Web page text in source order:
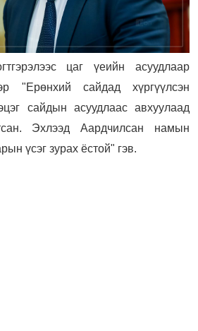
цаг үеийн асуудлаар
"Ерөнхий сайдад хүргүүлсэн
сайдын асуудлаас авхуулаад
Эхлээд Аардчилсан намын
үсэг зурах ёстой" гэв.